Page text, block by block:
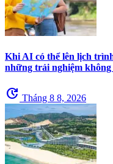
Khi AI có thể lên lịch
những trải nghiệm không
update Tháng 8 8, 2026